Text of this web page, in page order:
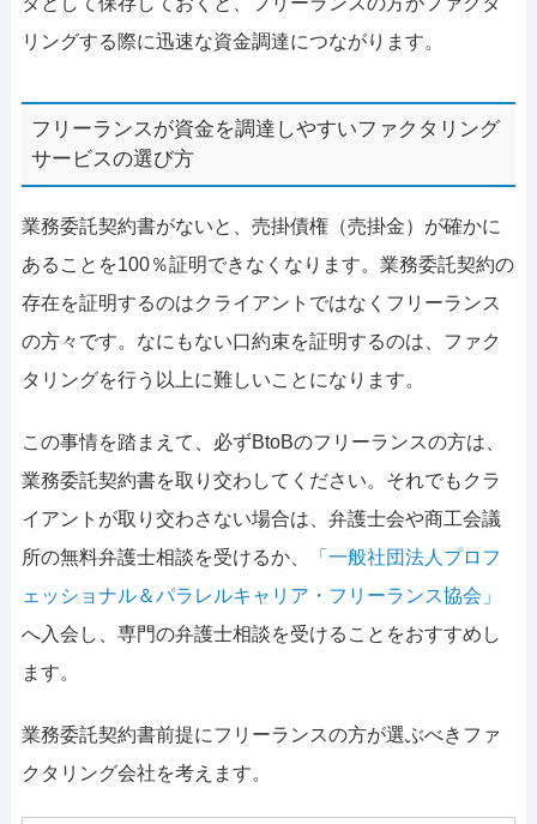
リングする際に迅速な資金調達につながります。
フリーランスが資金を調達しやすいファクタリング
サービスの選び方
業務委託契約書がないと、売掛債権（売掛金）が確かに
あることを100％証明できなくなります。業務委託契約の
存在を証明するのはクライアントではなくフリーランス
の方々です。なにもない口約束を証明するのは、ファク
タリングを行う以上に難しいことになります。
この事情を踏まえて、必ずBtoBのフリーランスの方は、
業務委託契約書を取り交わしてください。それでもクラ
イアントが取り交わさない場合は、弁護士会や商工会議
所の無料弁護士相談を受けるか、
「一般社団法人プロフ
ェッショナル＆パラレルキャリア・フリーランス協会」
へ入会し、専門の弁護士相談を受けることをおすすめし
ます。
業務委託契約書前提にフリーランスの方が選ぶべきファ
クタリング会社を考えます。